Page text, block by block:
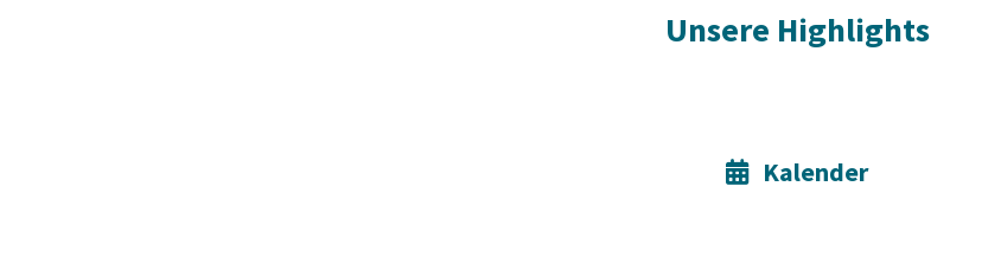
Unsere Highlights
Kalender